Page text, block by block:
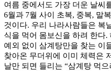
여름 중에서도 가장 더운 날씨
6월과 7월 사이 초복, 중복, 말
것이다. 우리 나라사람들은 복
식을 먹어 몸보신을 하려 한다
예외 없이 삼계탕만을 찾는 이
찾아온 무더위에 이미 체력은
날만 되면 들리는 “삼계탕 먹